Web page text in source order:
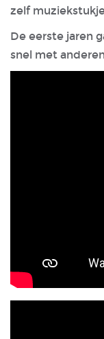
zelf
De eerste jaren
snel met